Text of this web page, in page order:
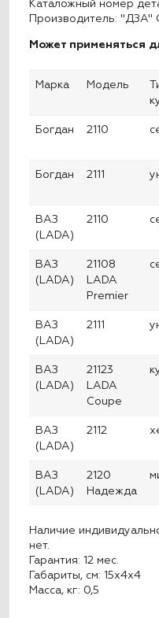
Каталожный номер
Производитель:
Может применяться
Марка Модель
Богдан 2110
Богдан 2111
ВАЗ
(LADA)
2110
ВАЗ
(LADA)
21108
LADA
Premier
ВАЗ
(LADA)
2111
ВАЗ
(LADA)
21123
LADA
Coupe
ВАЗ
(LADA)
2112
ВАЗ
(LADA)
2120
Надежда
Наличие
нет.
Гарантия: 12 мес.
Габариты, см: 15x4x4
Масса, кг: 0,5